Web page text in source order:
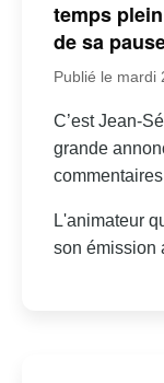
temps
de sa
Publié le mardi
C’est Jean-
grande
commentaires
L'animateur
son émission